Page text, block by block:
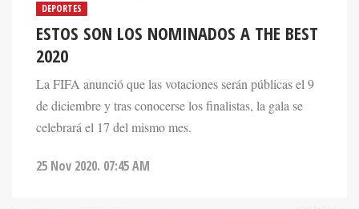
DEPORTES
ESTOS SON LOS NOMINADOS A THE BEST
2020
La FIFA anunció que las votaciones serán públicas el 9
de diciembre y tras conocerse los finalistas, la gala se
celebrará el 17 del mismo mes.
25 Nov 2020. 07:45 AM